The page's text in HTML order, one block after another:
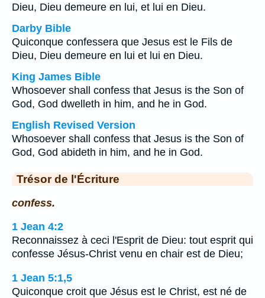
Dieu, Dieu demeure en lui, et lui en Dieu.
Darby Bible
Quiconque confessera que Jesus est le Fils de
Dieu, Dieu demeure en lui et lui en Dieu.
King James Bible
Whosoever shall confess that Jesus is the Son of
God, God dwelleth in him, and he in God.
English Revised Version
Whosoever shall confess that Jesus is the Son of
God, God abideth in him, and he in God.
Trésor de l'Écriture
confess.
1 Jean 4:2
Reconnaissez à ceci l'Esprit de Dieu: tout esprit qui
confesse Jésus-Christ venu en chair est de Dieu;
1 Jean 5:1,5
Quiconque croit que Jésus est le Christ, est né de